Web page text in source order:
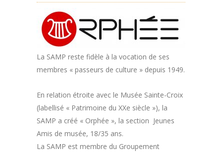
La SAMP reste fidèle à la vocation de ses
membres « passeurs de culture » depuis 1949.
En relation étroite avec le Musée Sainte-Croix
(labellisé « Patrimoine du XXe siècle »), la
SAMP a créé « Orphée », la section Jeunes
Amis de musée, 18/35 ans.
La SAMP est membre du Groupement